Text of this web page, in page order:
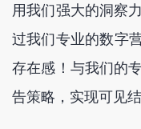
用我们强大的洞察
过我们专业的数字
存在感！与我们的
告策略，实现可见